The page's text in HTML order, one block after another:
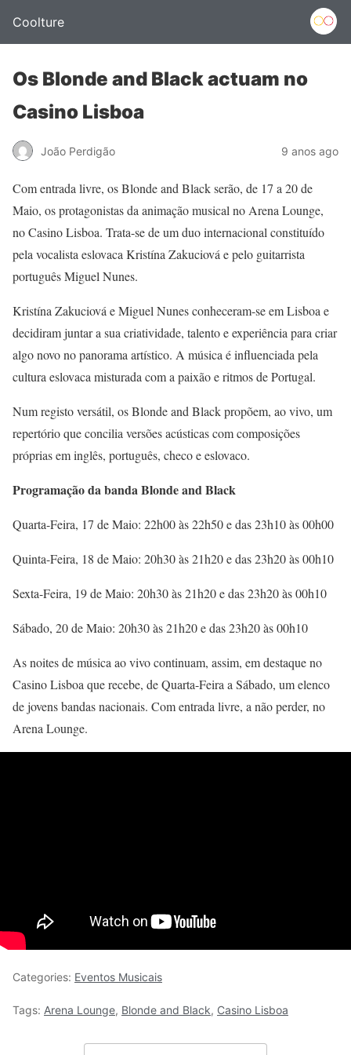
Coolture
Os Blonde and Black actuam no
Casino Lisboa
João Perdigão 9 anos ago
Com entrada livre, os Blonde and Black serão, de 17 a 20 de
Maio, os protagonistas da animação musical no Arena Lounge,
no Casino Lisboa. Trata-se de um duo internacional constituído
pela vocalista eslovaca Kristína Zakuciová e pelo guitarrista
português Miguel Nunes.
Kristína Zakuciová e Miguel Nunes conheceram-se em Lisboa e
decidiram juntar a sua criatividade, talento e experiência para criar
algo novo no panorama artístico. A música é influenciada pela
cultura eslovaca misturada com a paixão e ritmos de Portugal.
Num registo versátil, os Blonde and Black propõem, ao vivo, um
repertório que concilia versões acústicas com composições
próprias em inglês, português, checo e eslovaco.
Programação da banda Blonde and Black
Quarta-Feira, 17 de Maio: 22h00 às 22h50 e das 23h10 às 00h00
Quinta-Feira, 18 de Maio: 20h30 às 21h20 e das 23h20 às 00h10
Sexta-Feira, 19 de Maio: 20h30 às 21h20 e das 23h20 às 00h10
Sábado, 20 de Maio: 20h30 às 21h20 e das 23h20 às 00h10
As noites de música ao vivo continuam, assim, em destaque no
Casino Lisboa que recebe, de Quarta-Feira a Sábado, um elenco
de jovens bandas nacionais. Com entrada livre, a não perder, no
Arena Lounge.
Categories: Eventos Musicais
Tags: Arena Lounge, Blonde and Black, Casino Lisboa